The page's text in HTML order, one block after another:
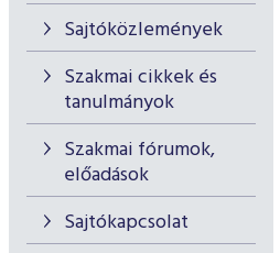
Sajtóközlemények
Szakmai cikkek és
tanulmányok
Szakmai fórumok,
előadások
Sajtókapcsolat